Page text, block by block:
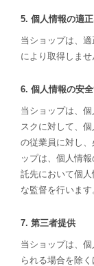
5. 個人情報の適
当ショップは、
により取得しませ
6. 個人情報の安
当ショップは、
スクに対して、
の従業員に対し
ップは、個人情
託先において個
な監督を行います
7. 第三者提供
当ショップは、
られる場合を除